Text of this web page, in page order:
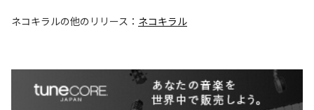
ネコキラルの他のリリース： ネコキラル